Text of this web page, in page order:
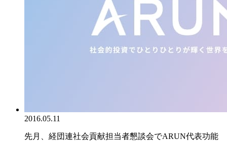
2016.05.11
先月、経団連社会貢献担当者懇談会でARUN代表功能